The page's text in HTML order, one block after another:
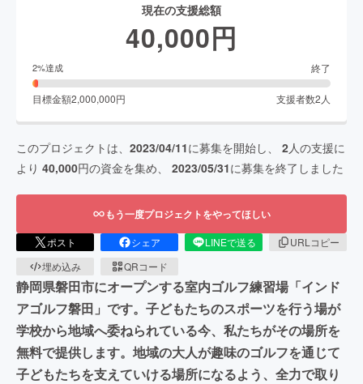
現在の支援総額
40,000円
2%達成 終了
目標金額2,000,000円 支援者数2 人
このプロジェクトは、 2023/04/11に募集を開始し、 2人の支援に
より 40,000円の資金を集め、 2023/05/31に募集を終了しました
もう一度プロジェクトをやってほしい
ポスト シェア LINEで送る
URLコピー
埋め込み
QRコード
静岡県磐田市にオープンする室内ゴルフ練習場「インド
アゴルフ磐田」です。子どもたちのスポーツを行う場が
学校から地域へ委ねられている今、私たちがその場所を
無料で提供します。地域の大人が趣味のゴルフを通じて
子どもたちを支えていける場所になるよう、全力で取り